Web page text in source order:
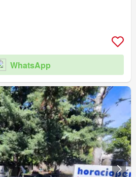
WhatsApp